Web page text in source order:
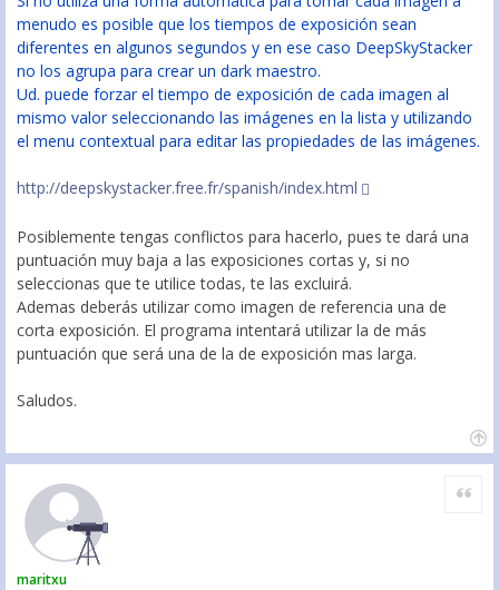
menudo es posible que los tiempos de exposición sean
diferentes en algunos segundos y en ese caso DeepSkyStacker
no los agrupa para crear un dark maestro.
Ud. puede forzar el tiempo de exposición de cada imagen al
mismo valor seleccionando las imágenes en la lista y utilizando
el menu contextual para editar las propiedades de las imágenes.
http://deepskystacker.free.fr/spanish/index.html
Posiblemente tengas conflictos para hacerlo, pues te dará una
puntuación muy baja a las exposiciones cortas y, si no
seleccionas que te utilice todas, te las excluirá.
Ademas deberás utilizar como imagen de referencia una de
corta exposición. El programa intentará utilizar la de más
puntuación que será una de la de exposición mas larga.
Saludos.
maritxu
Citar